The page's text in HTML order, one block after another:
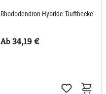
Rhododendron Hybride 'Dufthecke'
Ab 34,19 €